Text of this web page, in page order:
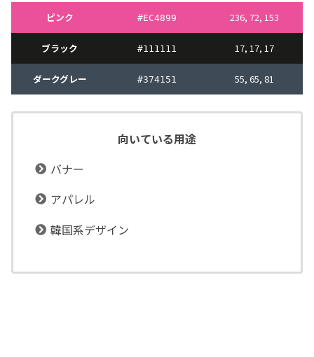
ピンク #EC4899 236, 72, 153
ブラック #111111 17, 17, 17
ダークグレー #374151 55, 65, 81
向いている用途
バナー
アパレル
韓国系デザイン